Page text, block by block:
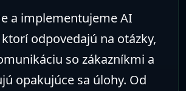
a implementujeme AI
odpovedajú na otázky,
so zákazníkmi a
opakujúce sa úlohy. Od